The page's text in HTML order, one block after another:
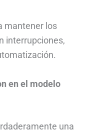
mantener los
interrupciones,
en el modelo
una